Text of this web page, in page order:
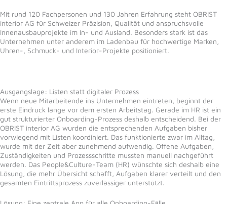
Mit rund 120 Fachpersonen und 130 Jahren Erfahrung steht OBRIST
interior AG für Schweizer Präzision, Qualität und anspruchsvolle
Innenausbauprojekte im In- und Ausland. Besonders stark ist das
Unternehmen unter anderem im Ladenbau für hochwertige Marken,
Uhren-, Schmuck- und Interior-Projekte positioniert.
Ausgangslage: Listen statt digitaler Prozess
Wenn neue Mitarbeitende ins Unternehmen eintreten, beginnt der
erste Eindruck lange vor dem ersten Arbeitstag. Gerade im HR ist ein
gut strukturierter Onboarding-Prozess deshalb entscheidend. Bei der
OBRIST interior AG wurden die entsprechenden Aufgaben bisher
vorwiegend mit Listen koordiniert. Das funktionierte zwar im Alltag,
wurde mit der Zeit aber zunehmend aufwendig. Offene Aufgaben,
Zuständigkeiten und Prozessschritte mussten manuell nachgeführt
werden. Das People&Culture-Team (HR) wünschte sich deshalb eine
Lösung, die mehr Übersicht schafft, Aufgaben klarer verteilt und den
gesamten Eintrittsprozess zuverlässiger unterstützt.